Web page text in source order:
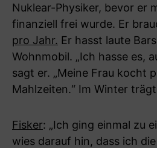
Nuklear-Physiker, bevor er
finanziell frei wurde. Er
pro Jahr. Er hasst laute
Wohnmobil. „Ich hasse es,
sagt er. „Meine Frau kocht
Mahlzeiten.“ Im Winter
Fisker: „Ich ging einmal zu
wies darauf hin, dass ich